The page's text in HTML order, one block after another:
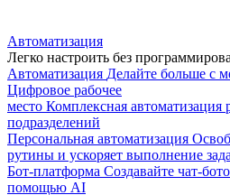
Автоматизация
Легко настроить без
Автоматизация Делайте больше с
Цифровое рабочее
место Комплексная автоматизация
подразделений
Персональная автоматизация
рутины и ускоряет выполнение
Бот-платформа Создавайте чат-
помощью AI